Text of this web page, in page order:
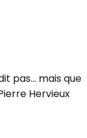
pas… mais que
Hervieux